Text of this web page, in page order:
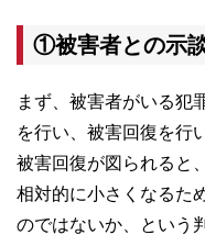
①被害者との示
まず、被害者がいる犯
を行い、被害回復を行
被害回復が図られると
相対的に小さくなるた
のではないか、という